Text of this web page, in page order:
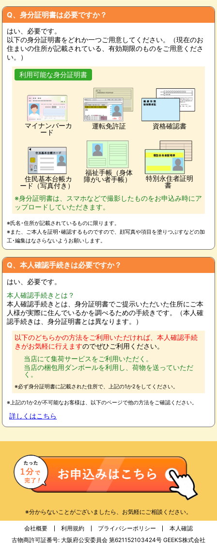
Q、身分証明書は必要ですか？
はい、必要です。
以下の身分証明書をどれか一つご用意してください。（現在のお
住まいの住所が記載されている、有効期限のものをご用意くださ
い。）
利用可能な身分証明書
マイナンバーカ
ード
運転免許証 資格確認書
住民基本台帳カ
ード（写真付き）
福祉手帳（身体
障がい者手帳）
特別永住者証明
書
※身分証明書は、スマホなどで撮影したものをお申込み時にア
ップロードしていただきます。
※氏名･住所が記載されているものに限ります。
※また、ご本人を証明･確認するものですので、顔写真や項目を塗りつぶすなどの加
工･編集はなさらないようお願いします。
Q、本人確認手続きは必要ですか？
はい、必要です。
本人確認手続きとは？
本人確認手続きとは、身分証明書でご提示いただいた住所にご本
人様が実際に住んでいるかを調べるための手続きです。（本人確
認手続きは、身分証明書とは異なります。）
以下のどちらかの方法をご利用いただければ、本人確認手続
きがお気軽に行えますのでぜひご利用ください。
当店にて集荷サービスをご利用いただく。
当店の梱包用ダンボールを利用し、荷物を送っていただ
く。
※必ず身分証明書に記載された住所で、上記の1か2をしてください。
※上記の1か2が不可能なお客様は、以下のページで他の方法をご確認ください。
詳しくはこちら
※分からないことがございましたら、お気軽にご相談ください。
会社概要 利用規約 プライバシーポリシー
本人確認
古物商許可証番号: 大阪府公安委員会 第621152103424号 GEEKS株式会社